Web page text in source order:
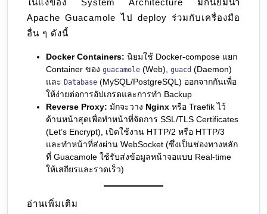
ในแง่ของ System Architecture มักนิยมนำ
Apache Guacamole ไป deploy ร่วมกับเครื่องมือ
อื่น ๆ ดังนี้
Docker Containers: นิยมใช้ Docker-compose แยก
Container ของ guacamole (Web), guacd (Daemon)
และ Database (MySQL/PostgreSQL) ออกจากกันเพื่อ
ให้ง่ายต่อการอัปเกรดและการทำ Backup
Reverse Proxy: มักจะวาง Nginx หรือ Traefik ไว้
ด้านหน้าสุดเพื่อทำหน้าที่จัดการ SSL/TLS Certificates
(Let’s Encrypt), เปิดใช้งาน HTTP/2 หรือ HTTP/3
และทำหน้าที่ส่งผ่าน WebSocket (ซึ่งเป็นช่องทางหลัก
ที่ Guacamole ใช้รับส่งข้อมูลหน้าจอแบบ Real-time
ให้เสถียรและรวดเร็ว)
อ่านเพิ่มเติม